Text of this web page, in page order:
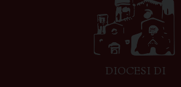
DIOCESI DI